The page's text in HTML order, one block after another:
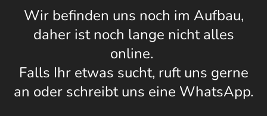
Wir befinden uns noch im Aufbau,
daher ist noch lange nicht alles
online.
Falls Ihr etwas sucht, ruft uns gerne
an oder schreibt uns eine WhatsApp.